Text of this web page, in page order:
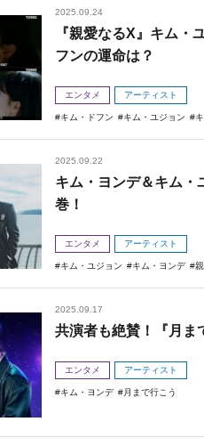
2025.09.24
『親愛なるX』キム
フンの運命は？
エンタメ アーティスト
キム・ドフン キム・ユジョン
2025.09.22
キム・ヨンデ＆キム・
巻！
エンタメ アーティスト
キム・ユジョン キム・ヨンデ
2025.09.17
共演者も絶賛！『月ま
エンタメ アーティスト
キム・ヨンデ 月まで行こう